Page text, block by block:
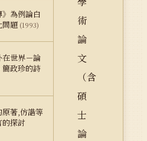
為例論白
問題 (1993)
世界－論
政珍的詩
原著,仿諧等
探討
術
論
文
（含
碩
士
論